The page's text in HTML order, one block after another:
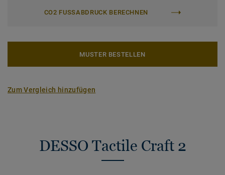
CO2 FUSSABDRUCK BERECHNEN
MUSTER BESTELLEN
Zum Vergleich hinzufügen
DESSO Tactile Craft 2